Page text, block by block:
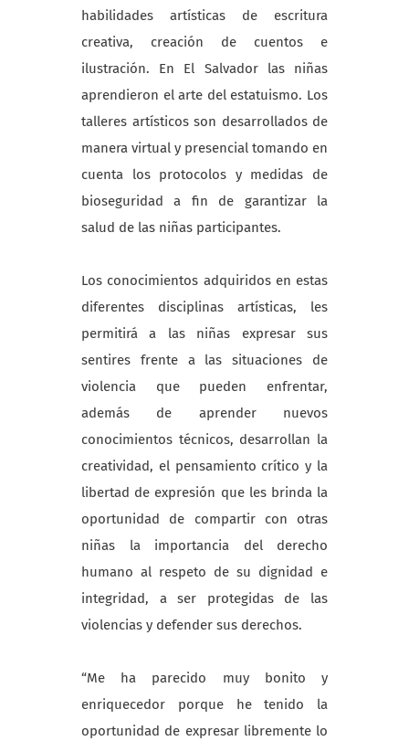
habilidades artísticas de escritura
creativa, creación de cuentos e
ilustración. En El Salvador las niñas
aprendieron el arte del estatuismo. Los
talleres artísticos son desarrollados de
manera virtual y presencial tomando en
cuenta los protocolos y medidas de
bioseguridad a fin de garantizar la
salud de las niñas participantes.
Los conocimientos adquiridos en estas
diferentes disciplinas artísticas, les
permitirá a las niñas expresar sus
sentires frente a las situaciones de
violencia que pueden enfrentar,
además de aprender nuevos
conocimientos técnicos, desarrollan la
creatividad, el pensamiento crítico y la
libertad de expresión que les brinda la
oportunidad de compartir con otras
niñas la importancia del derecho
humano al respeto de su dignidad e
integridad, a ser protegidas de las
violencias y defender sus derechos.
“Me ha parecido muy bonito y
enriquecedor porque he tenido la
oportunidad de expresar libremente lo